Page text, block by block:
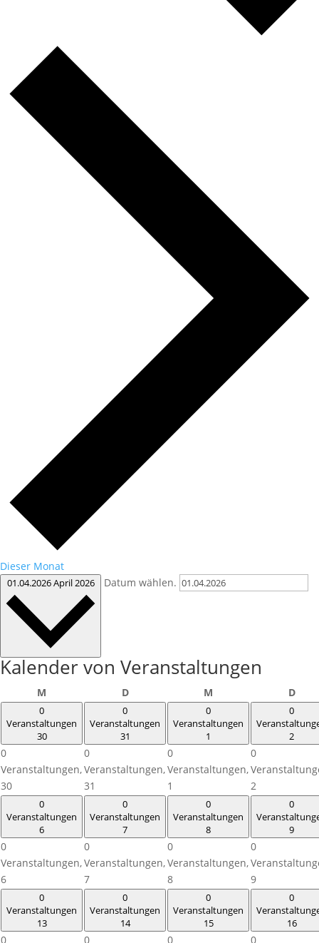
Dieser Monat
01.04.2026April 2026 Datum wählen.
Kalender von Veranstaltungen
M DDienstag M D
0
Veranstaltungen
30
0
Veranstaltungen,
30
0
Veranstaltungen
31
0
Veranstaltungen,
31
0
Veranstaltungen
1
0
Veranstaltungen,
1
0
2
0
2
0
Veranstaltungen
6
0
Veranstaltungen,
6
0
Veranstaltungen
7
0
Veranstaltungen,
7
0
Veranstaltungen
8
0
Veranstaltungen,
8
0
9
0
9
0
Veranstaltungen
13
0
0
Veranstaltungen
14
0
0
Veranstaltungen
15
0
0
16
0